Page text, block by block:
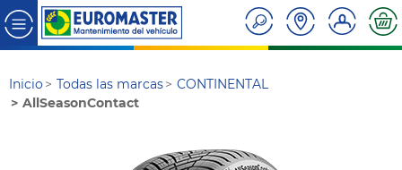
Inicio Todas las marcas
CONTINENTAL
AllSeasonContact